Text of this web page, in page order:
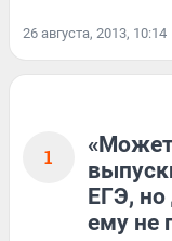
26 августа, 2013, 10:14
1
ЕГЭ, но
ему не